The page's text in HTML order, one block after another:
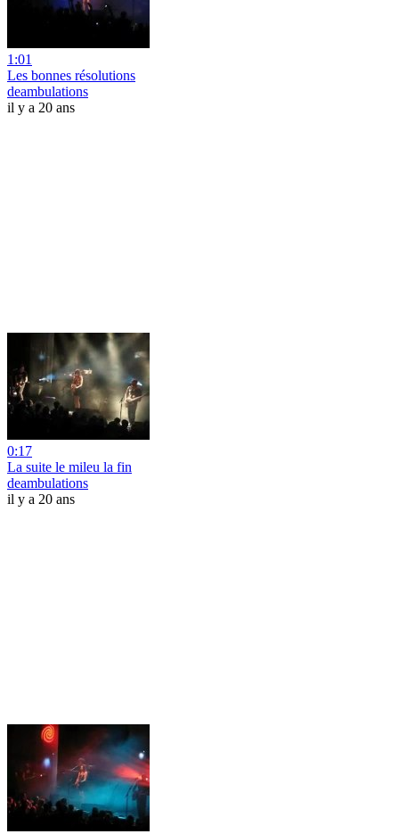
1:01
Les bonnes résolutions
deambulations
il y a 20 ans
0:17
La suite le mileu la fin
deambulations
il y a 20 ans